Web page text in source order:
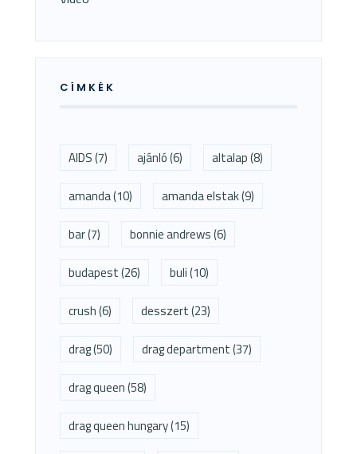
CÍMKÉK
AIDS(7) ajánló(6) altalap(8)
amanda(10) amanda elstak(9)
bar(7) bonnie andrews(6)
budapest(26) buli(10)
crush(6) desszert(23)
drag(50) drag department(37)
drag queen(58)
drag queen hungary(15)